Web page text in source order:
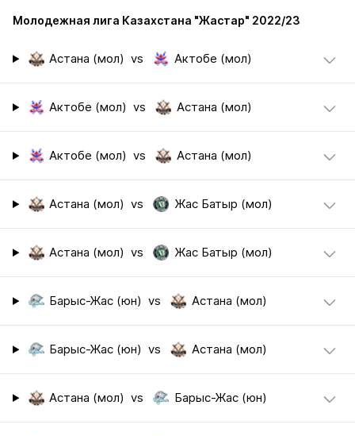
Молодежная лига Казахстана "Жастар" 2022/23
Астана (мол) vs Актобе (мол)
Актобе (мол) vs Астана (мол)
Актобе (мол) vs Астана (мол)
Астана (мол) vs Жас Батыр (мол)
Астана (мол) vs Жас Батыр (мол)
Барыс-Жас (юн) vs Астана (мол)
Барыс-Жас (юн) vs Астана (мол)
Астана (мол) vs Барыс-Жас (юн)